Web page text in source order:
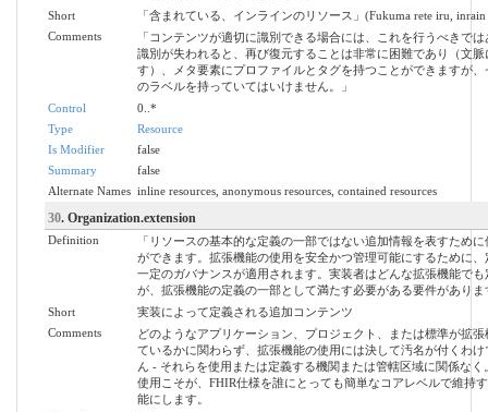
Short
「含まれている、インラインのリソース」(Fukuma rete iru, inrain
Comments
「コンテンツが適切に識別できる場合には、これを行うべきで
識別が失われると、再び復元することは非常に困難であり（文脈
す）、メタ要素にプロファイルとタグを持つことができますが、
のラベルを持っていてはいけません。」
Control
0..*
Type
Resource
Is Modifier
false
Summary
false
Alternate Names inline resources, anonymous resources, contained resources
30. Organization.extension
Definition
「リソースの基本的な定義の一部ではない追加情報を表すため
ができます。拡張機能の使用を安全かつ管理可能にするために、
一定のガバナンスが適用されます。実装者はどんな拡張機能でも
が、拡張機能の定義の一部として満たす必要がある要件がありま
Short
実装によって定義される追加コンテンツ
Comments
どのようなアプリケーション、プロジェクト、または標準が拡
ているかに関わらず、拡張機能の使用には決して汚名が付くわけ
ん - それらを使用または定義する機関または管轄区域に関係なく
使用こそが、FHIR仕様を誰にとっても簡単なコアレベルで維持
能にします。